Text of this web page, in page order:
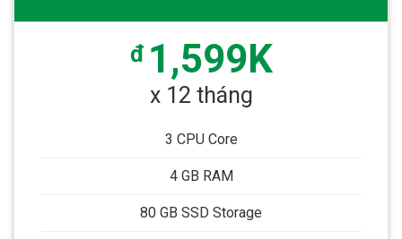
đ 1,599K
x 12 tháng
3 CPU Core
4 GB RAM
80 GB SSD Storage